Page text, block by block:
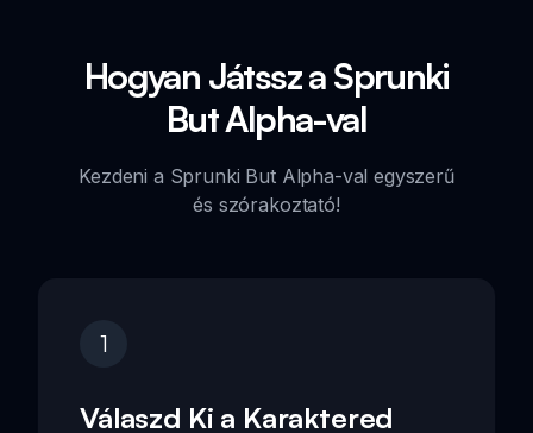
Hogyan Játssz a Sprunki
But Alpha-val
Kezdeni a Sprunki But Alpha-val egyszerű
és szórakoztató!
1
Válaszd Ki a Karaktered